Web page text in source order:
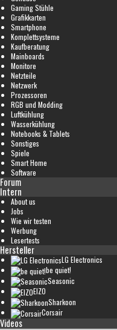
Gaming Stühle
Grafikkarten
Smartphone
Komplettsysteme
Kaufberatung
Mainboards
Monitore
Netzteile
Netzwerk
Prozessoren
RGB und Modding
Luftkühlung
Wasserkühlung
Notebooks & Tablets
Sonstiges
Spiele
Smart Home
Software
Forum
Intern
About us
Jobs
Wie wir testen
Werbung
Lesertests
Hersteller
LG Electronics
be quiet!
Seasonic
EIZO
Sharkoon
Corsair
Videos